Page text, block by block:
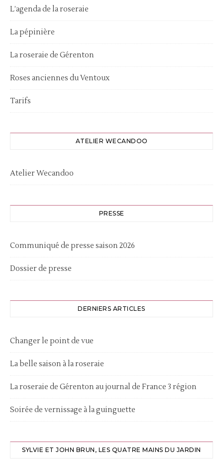
L’agenda de la roseraie
La pépinière
La roseraie de Gérenton
Roses anciennes du Ventoux
Tarifs
ATELIER WECANDOO
Atelier Wecandoo
PRESSE
Communiqué de presse saison 2026
Dossier de presse
DERNIERS ARTICLES
Changer le point de vue
La belle saison à la roseraie
La roseraie de Gérenton au journal de France 3 région
Soirée de vernissage à la guinguette
SYLVIE ET JOHN BRUN, LES QUATRE MAINS DU JARDIN